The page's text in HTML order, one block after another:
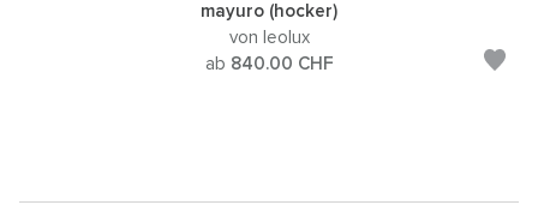
mayuro (hocker)
von leolux
ab 840.00 CHF